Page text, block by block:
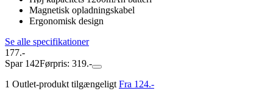
Magnetisk opladningskabel
Ergonomisk design
Se alle specifikationer
177.-
Spar 142Førpris: 319.-
1 Outlet-produkt tilgængeligt Fra 124.-